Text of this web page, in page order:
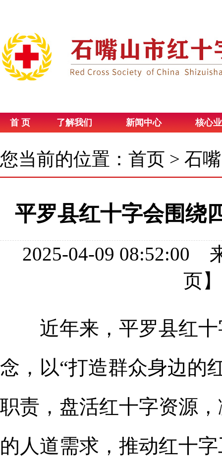
首 页 了解我们 新闻中心 核心
您当前的位置： 首页 > 石
平罗县红十字会围绕
2025-04-09 08:52:00
页
近年来，平罗县红十
念，以“打造群众身边的
职责，盘活红十字资源
的人道需求，推动红十